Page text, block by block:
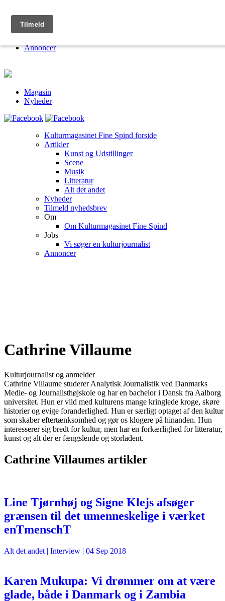
Om
Annoncer
Magasin
Nyheder
Kulturmagasinet Fine Spind forside
Artikler
Kunst og Udstillinger
Scene
Musik
Litteratur
Alt det andet
Nyheder
Tilmeld nyhedsbrev
Om
Om Kulturmagasinet Fine Spind
Jobs
Vi søger en kulturjournalist
Annoncer
Cathrine Villaume
Kulturjournalist og anmelder
Cathrine Villaume studerer Analytisk Journalistik ved Danmarks
Medie- og Journalisthøjskole og har en bachelor i Dansk fra Aalborg
universitet. Hun er vild med kulturens mange kringlede kroge, skøre
historier og evige foranderlighed. Hun er særligt optaget af den kultur
som skaber eftertænksomhed og gør os klogere på hinanden. Hun
interesserer sig bredt for kultur, men har en forkærlighed for litteratur,
kunst og alt der er fængslende og storladent.
Cathrine Villaumes artikler
Line Tjørnhøj og Signe Klejs afsøger
grænsen til det umenneskelige i værket
enTmenschT
Alt det andet | Interview | 04 Sep 2018
Karen Mukupa: Vi drømmer om at være
glade, både i Danmark og i Zambia